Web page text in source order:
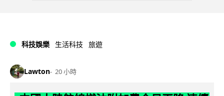
科技娛樂 生活科技 旅遊
Lawton 20 小時